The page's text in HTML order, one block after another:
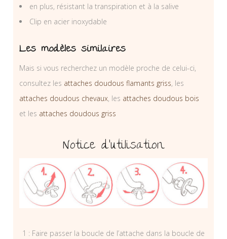
en plus, résistant la transpiration et à la salive
Clip en acier inoxydable
Les modèles similaires
Mais si vous recherchez un modèle proche de celui-ci,
consultez les attaches doudous flamants griss, les
attaches doudous chevaux, les attaches doudous bois
et les attaches doudous griss
Notice d’utilisation
1 : Faire passer la boucle de l’attache dans la boucle de